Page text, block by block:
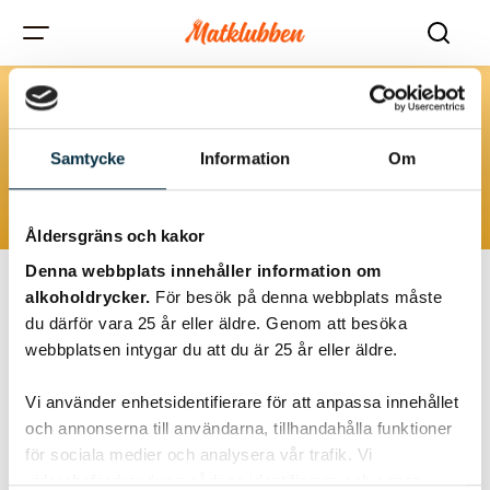
Samtycke Information Om
Åldersgräns och kakor
Denna webbplats innehåller information om
alkoholdrycker. För besök på denna webbplats måste
du därför vara 25 år eller äldre. Genom att besöka
webbplatsen intygar du att du är 25 år eller äldre.
Vi använder enhetsidentifierare för att anpassa innehållet
och annonserna till användarna, tillhandahålla funktioner
för sociala medier och analysera vår trafik. Vi
EU